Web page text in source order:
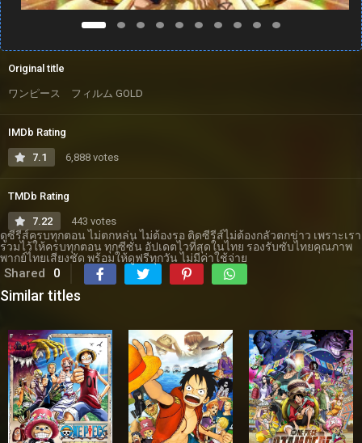
Original title
ワンピース フィルム GOLD
IMDb Rating
7.1 6,888 votes
TMDb Rating
7.22 443 votes
ดูซีรีส์ครบทุกตอน ไม่ตกหล่น ไม่ต้องรอ ติดซีรีส์ไม่ต้องกลัวตกข่าว เพราะเรา
รวมไว้ให้ครบทุกตอน ทุกซีซั่น อัปเดตไวที่สุดในไทย รองรับซับไทยคุณภาพ
พากย์ไทยเสียงชัด พร้อมให้ดูฟรีทุกวัน ไม่มีค่าใช้จ่าย
Shared 0
Similar titles